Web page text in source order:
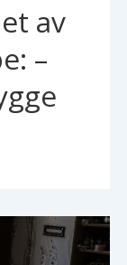
av
–